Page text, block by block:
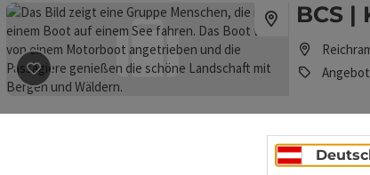
Beitrag merken: BCS | Kanutour auf der Enns
BCS |
Angebot